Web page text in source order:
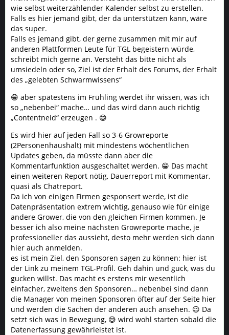
wie selbst weiterzählender Kalender selbst zu erstellen.
Falls es hier jemand gibt, der da unterstützen kann, wäre
das super.
Falls es jemand gibt, der gerne zusammen mit mir auf
anderen Plattformen Leute für TGL begeistern würde,
schreibt mich gerne an. Versteht das bitte nicht als
umsiedeln oder so, Ziel ist der Erhalt des Forums, der Erhalt
des „gelebten Schwarmwissens“
😁 aber spätestens im Frühling werdet ihr wissen, was ich
so „nebenbei“ mache… und das wird dann auch richtig
„Contentneid“ erzeugen . 😅
Es wird hier auf jeden Fall so 3-6 Growreporte
(2Personenhaushalt) mit mindestens wöchentlichen
Updates geben, da müsste dann aber die
Kommentarfunktion ausgeschaltet werden. 😁 Das macht
einen weiteren Report nötig, Dauerreport mit Kommentar,
quasi als Chatreport.
Da ich von einigen Firmen gesponsert werde, ist die
Datenpräsentation extrem wichtig, genauso wie für einige
andere Grower, die von den gleichen Firmen kommen. Je
besser ich also meine nächsten Growreporte mache, je
professioneller das aussieht, desto mehr werden sich dann
hier auch anmelden.
es ist mein Ziel, den Sponsoren sagen zu können: hier ist
der Link zu meinem TGL-Profil. Geh dahin und guck, was du
gucken willst. Das macht es erstens mir wesentlich
einfacher, zweitens den Sponsoren… nebenbei sind dann
die Manager von meinen Sponsoren öfter auf der Seite hier
und werden die Sachen der anderen auch ansehen. 😉 Da
setzt sich was in Bewegung, 😅 wird wohl starten sobald die
Datenerfassung gewährleistet ist.